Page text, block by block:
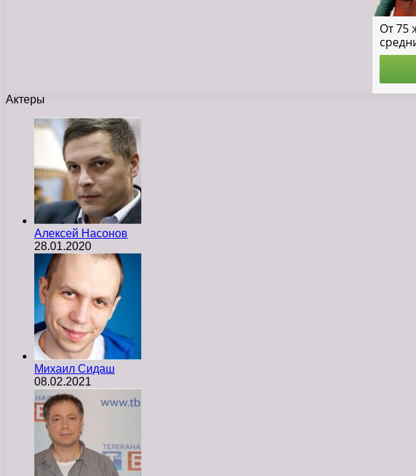
Актеры
Алексей Насонов
28.01.2020
Михаил Сидаш
08.02.2021